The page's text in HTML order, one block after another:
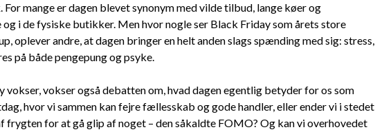
mange er dagen blevet synonym med vilde tilbud, lange køer og
og i de fysiske butikker. Men hvor nogle ser Black Friday som årets store
oplever andre, at dagen bringer en helt anden slags spænding med sig: stress,
på både pengepung og psyke.
vokser, vokser også debatten om, hvad dagen egentlig betyder for os som
hvor vi sammen kan fejre fællesskab og gode handler, eller ender vi i stedet
frygten for at gå glip af noget – den såkaldte FOMO? Og kan vi overhovedet